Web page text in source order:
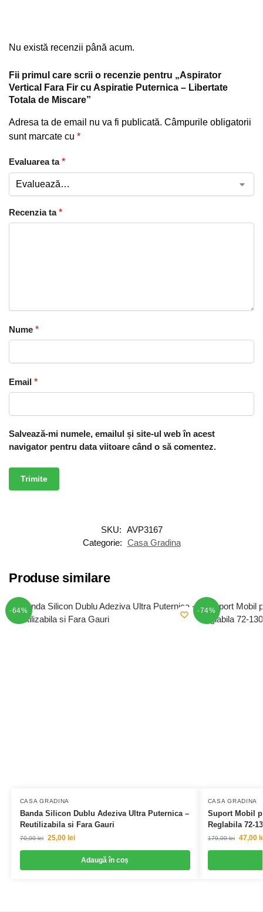
Nu există recenzii până acum.
Fii primul care scrii o recenzie pentru „Aspirator
Vertical Fara Fir cu Aspiratie Puternica – Libertate
Totala de Miscare”
Adresa ta de email nu va fi publicată. Câmpurile obligatorii
sunt marcate cu *
Evaluarea ta*
Recenzia ta*
Nume *
Email *
Salvează-mi numele, emailul și site-ul web în acest
navigator pentru data viitoare când o să comentez.
SKU: AVP3167
Categorie: Casa Gradina
Produse similare
-64%
CASA GRADINA
Banda Silicon Dublu Adeziva Ultra Puternica –
Reutilizabila si Fara Gauri
70,00lei 25,00 lei
Adaugă în coș
-74%
CASA GRADINA
Suport Mobil
Reglabila 72-
179,00lei 47,00